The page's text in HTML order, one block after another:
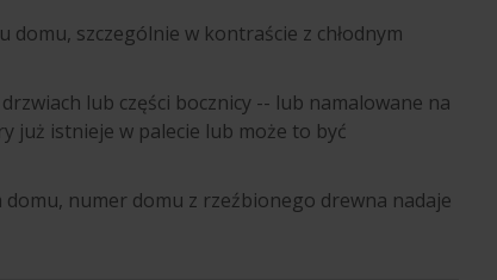
szczególnie w kontraście z chłodnym
lub części bocznicy -- lub namalowane na
już istnieje w palecie lub może to być
numer domu z rzeźbionego drewna nadaje